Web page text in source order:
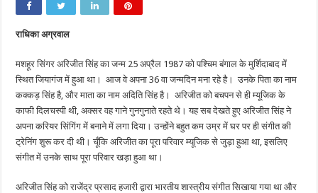
पत्रकार
की
को
पड़ा
जेल,
जानें
उनके
जन्मदिन
पर
उनसे
जुड़ी
कुछ
बातें
राधिका अग्रवाल
मशहूर सिंगर अरिजीत सिंह का जन्म 25 अप्रैल 1987 को पश्चिम बंगाल के मुर्शिदाबाद में
स्थित जियागंज में हुआ था। आज वे अपना 36 वा जन्मदिन मना रहे है। उनके पिता का नाम
कक्कड़ सिंह है, और माता का नाम अदिति सिंह है। अरिजीत को बचपन से ही म्यूजिक के
काफी दिलचस्पी थी, अक्सर वह गाने गुनगुनाते रहते थे। यह सब देखते हुए अरिजीत सिंह ने
अपना करियर सिंगिंग में बनाने में लगा दिया। उन्होंने बहुत कम उम्र में घर पर ही संगीत की
ट्रेनिंग शुरू कर दी थी। चूँकि अरिजीत का पूरा परिवार म्यूजिक से जुड़ा हुआ था, इसलिए
संगीत में उनके साथ पूरा परिवार खड़ा हुआ था।
अरिजीत सिंह को राजेंद्र प्रसाद हजारी द्वारा भारतीय शास्त्रीय संगीत सिखाया गया था और